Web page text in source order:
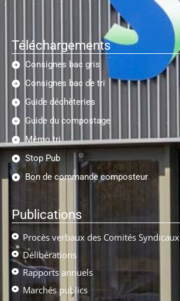
Téléchargements
Consignes bac gris
Consignes bac de tri
Guide déchèteries
Guide du compostage
Mémo tri
Stop Pub
Bon de commande composteur
Publications
Procès verbaux des Comités Syndicaux
Délibérations
Rapports annuels
Marchés publics